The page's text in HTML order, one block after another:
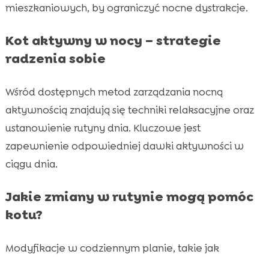
mieszkaniowych, by ograniczyć nocne dystrakcje.
Kot aktywny w nocy – strategie
radzenia sobie
Wśród dostępnych metod zarządzania nocną
aktywnością znajdują się techniki relaksacyjne oraz
ustanowienie rutyny dnia. Kluczowe jest
zapewnienie odpowiedniej dawki aktywności w
ciągu dnia.
Jakie zmiany w rutynie mogą pomóc
kotu?
Modyfikacje w codziennym planie, takie jak